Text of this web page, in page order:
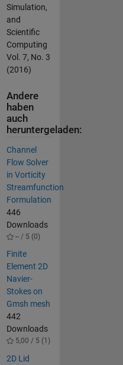
Simulation,
and
Scientific
Computing
Vol. 7, No. 3
(2016)
Andere
haben
auch
heruntergeladen:
Channel
Flow Solver
in Vorticity
Streamfunction
Formulation
446
Downloads
-- / 5 (0)
Finite
Element 2D
Navier-
Stokes on
Gmsh mesh
442
Downloads
5,00 / 5 (1)
2D Lid